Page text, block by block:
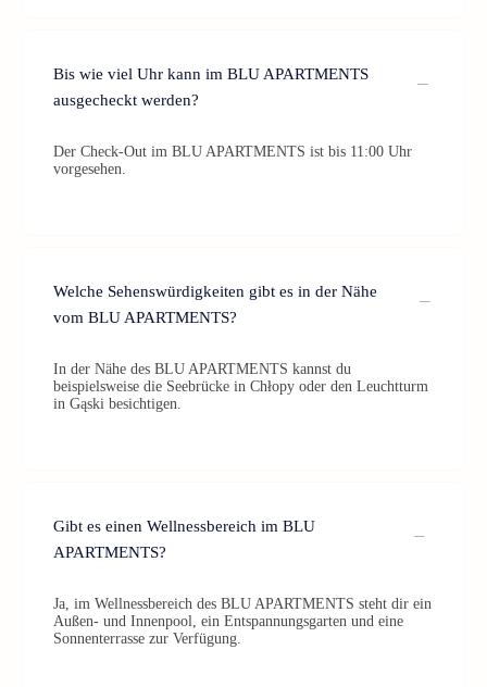
Bis wie viel Uhr kann im BLU APARTMENTS
ausgecheckt werden?
Der Check-Out im BLU APARTMENTS ist bis 11:00 Uhr
vorgesehen.
Welche Sehenswürdigkeiten gibt es in der Nähe
vom BLU APARTMENTS?
In der Nähe des BLU APARTMENTS kannst du
beispielsweise die Seebrücke in Chłopy oder den Leuchtturm
in Gąski besichtigen.
Gibt es einen Wellnessbereich im BLU
APARTMENTS?
Ja, im Wellnessbereich des BLU APARTMENTS steht dir ein
Außen- und Innenpool, ein Entspannungsgarten und eine
Sonnenterrasse zur Verfügung.